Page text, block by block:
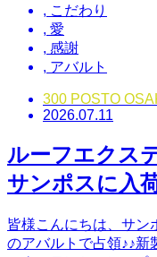
, こだわり
, 愛
, 感謝
, アバルト
300 POSTO
2026.07.11
ルーフエクス
サンポスに入
皆様こんにちは、サン
のアバルトで占領♪♪新